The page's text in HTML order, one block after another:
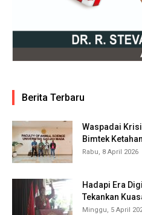
Berita Terbaru
Waspadai
Bimtek
Rabu, 8 April 2026
Hadapi Era
Tekankan
Minggu, 5 April